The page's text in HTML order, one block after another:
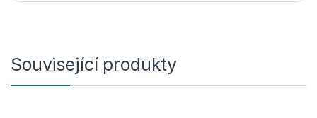
Související produkty